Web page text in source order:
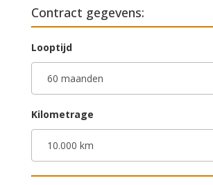
Contract gegevens:
Looptijd
Kilometrage